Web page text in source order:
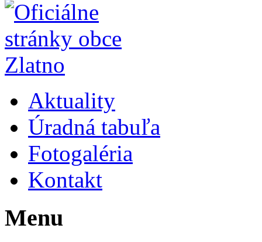
Aktuality
Úradná tabuľa
Fotogaléria
Kontakt
Menu